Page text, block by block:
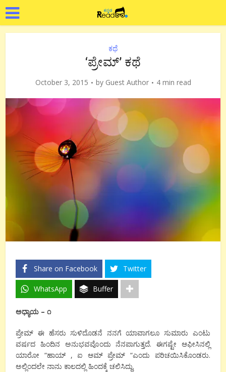
ಕಥೆ
‘ಪ್ರೇಮ್’ ಕಥೆ
October 3, 2015 by Guest Author 4 min read
Share on Facebook Twitter
WhatsApp Buffer
ಅಧ್ಯಾಯ – ೧
ಪ್ರೇಮ್ ಈ ಹೆಸರು ಸುಳಿದೊಡನೆ ನನಗೆ ಯಾವಾಗಲೂ ಸುಮಾರು ಎಂಟು
ವರ್ಷದ ಹಿಂದಿನ ಅನುಭವವೊಂದು ನೆನಪಾಗುತ್ತದೆ. ಈಗಷ್ಟೇ ಆಫೀಸಿನಲ್ಲಿ
ಯಾರೋ “ಹಾಯ್ , ಐ ಆಮ್ ಪ್ರೇಮ್ “ಎಂದು ಪರಿಚಯಿಸಿಕೊಂಡರು.
ಅಲ್ಲಿಂದಲೇ ನಾನು ಕಾಲದಲ್ಲಿ ಹಿಂದಕ್ಕೆ ಚಲಿಸಿದ್ದು.